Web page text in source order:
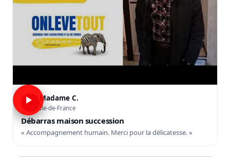
Madame C.
Île-de-France
Débarras maison succession
« Accompagnement humain. Merci pour la délicatesse. »